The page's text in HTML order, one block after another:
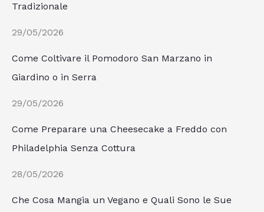
Tradizionale
29/05/2026
Come Coltivare il Pomodoro San Marzano in
Giardino o in Serra
29/05/2026
Come Preparare una Cheesecake a Freddo con
Philadelphia Senza Cottura
28/05/2026
Che Cosa Mangia un Vegano e Quali Sono le Sue